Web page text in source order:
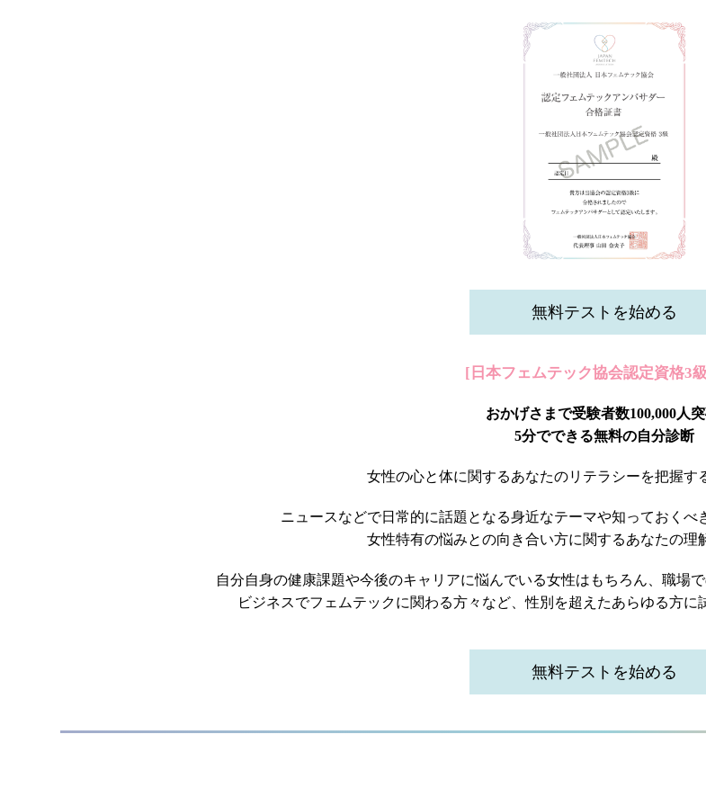
無料テストを始める
[日本フェムテック協会認定資格3
おかげさまで受験者数100,000人
5分でできる無料の自分診断
女性の心と体に関するあなたのリテラシーを把握す
ニュースなどで日常的に話題となる身近なテーマや知っておくべ
女性特有の悩みとの向き合い方に関するあなたの理
自分自身の健康課題や今後のキャリアに悩んでいる女性はもちろん、 職場
ビジネスでフェムテックに関わる方々など、性別を超えたあらゆる方に
無料テストを始める